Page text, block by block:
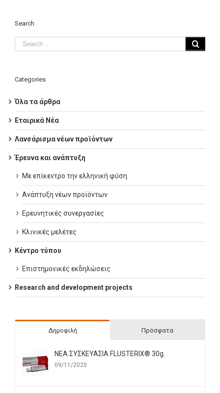
Search
Categories
Όλα τα άρθρα
Εταιρικά Νέα
Λανσάρισμα νέων προϊόντων
Έρευνα και ανάπτυξη
Με επίκεντρο την ελληνική φύση
Ανάπτυξη νέων προϊόντων
Ερευνητικές συνεργασίες
Κλινικές μελέτες
Κέντρο τύπου
Επιστημονικές εκδηλώσεις
Research and development projects
Δημοφιλή Πρόσφατα
ΝΕΑ ΣΥΣΚΕΥΑΣΙΑ FLUSTERIX® 30g.
09/11/2020